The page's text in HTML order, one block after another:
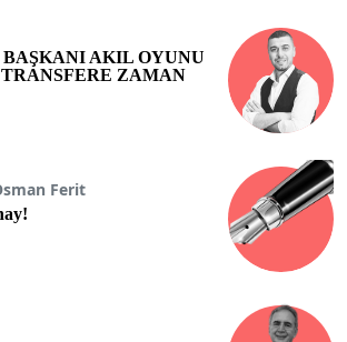
AKIL OYUNU
ZAMAN
Ferit